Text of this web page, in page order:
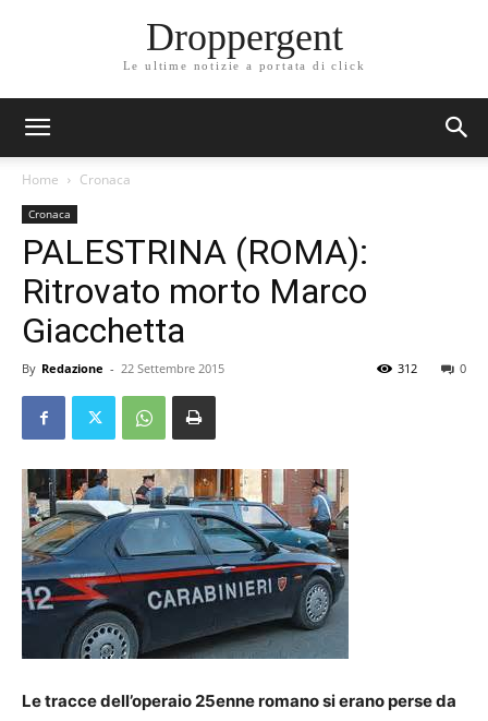
Droppergent
Le ultime notizie a portata di click
Home Cronaca
Cronaca
PALESTRINA (ROMA):
Ritrovato morto Marco
Giacchetta
By Redazione - 22 Settembre 2015 0
312
Le tracce dell’operaio 25enne romano si erano perse da